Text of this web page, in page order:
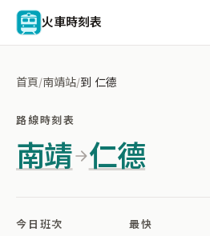
火車時刻表
首頁/南靖站/到 仁德
路線時刻表
南靖 仁德
今日班次 最快